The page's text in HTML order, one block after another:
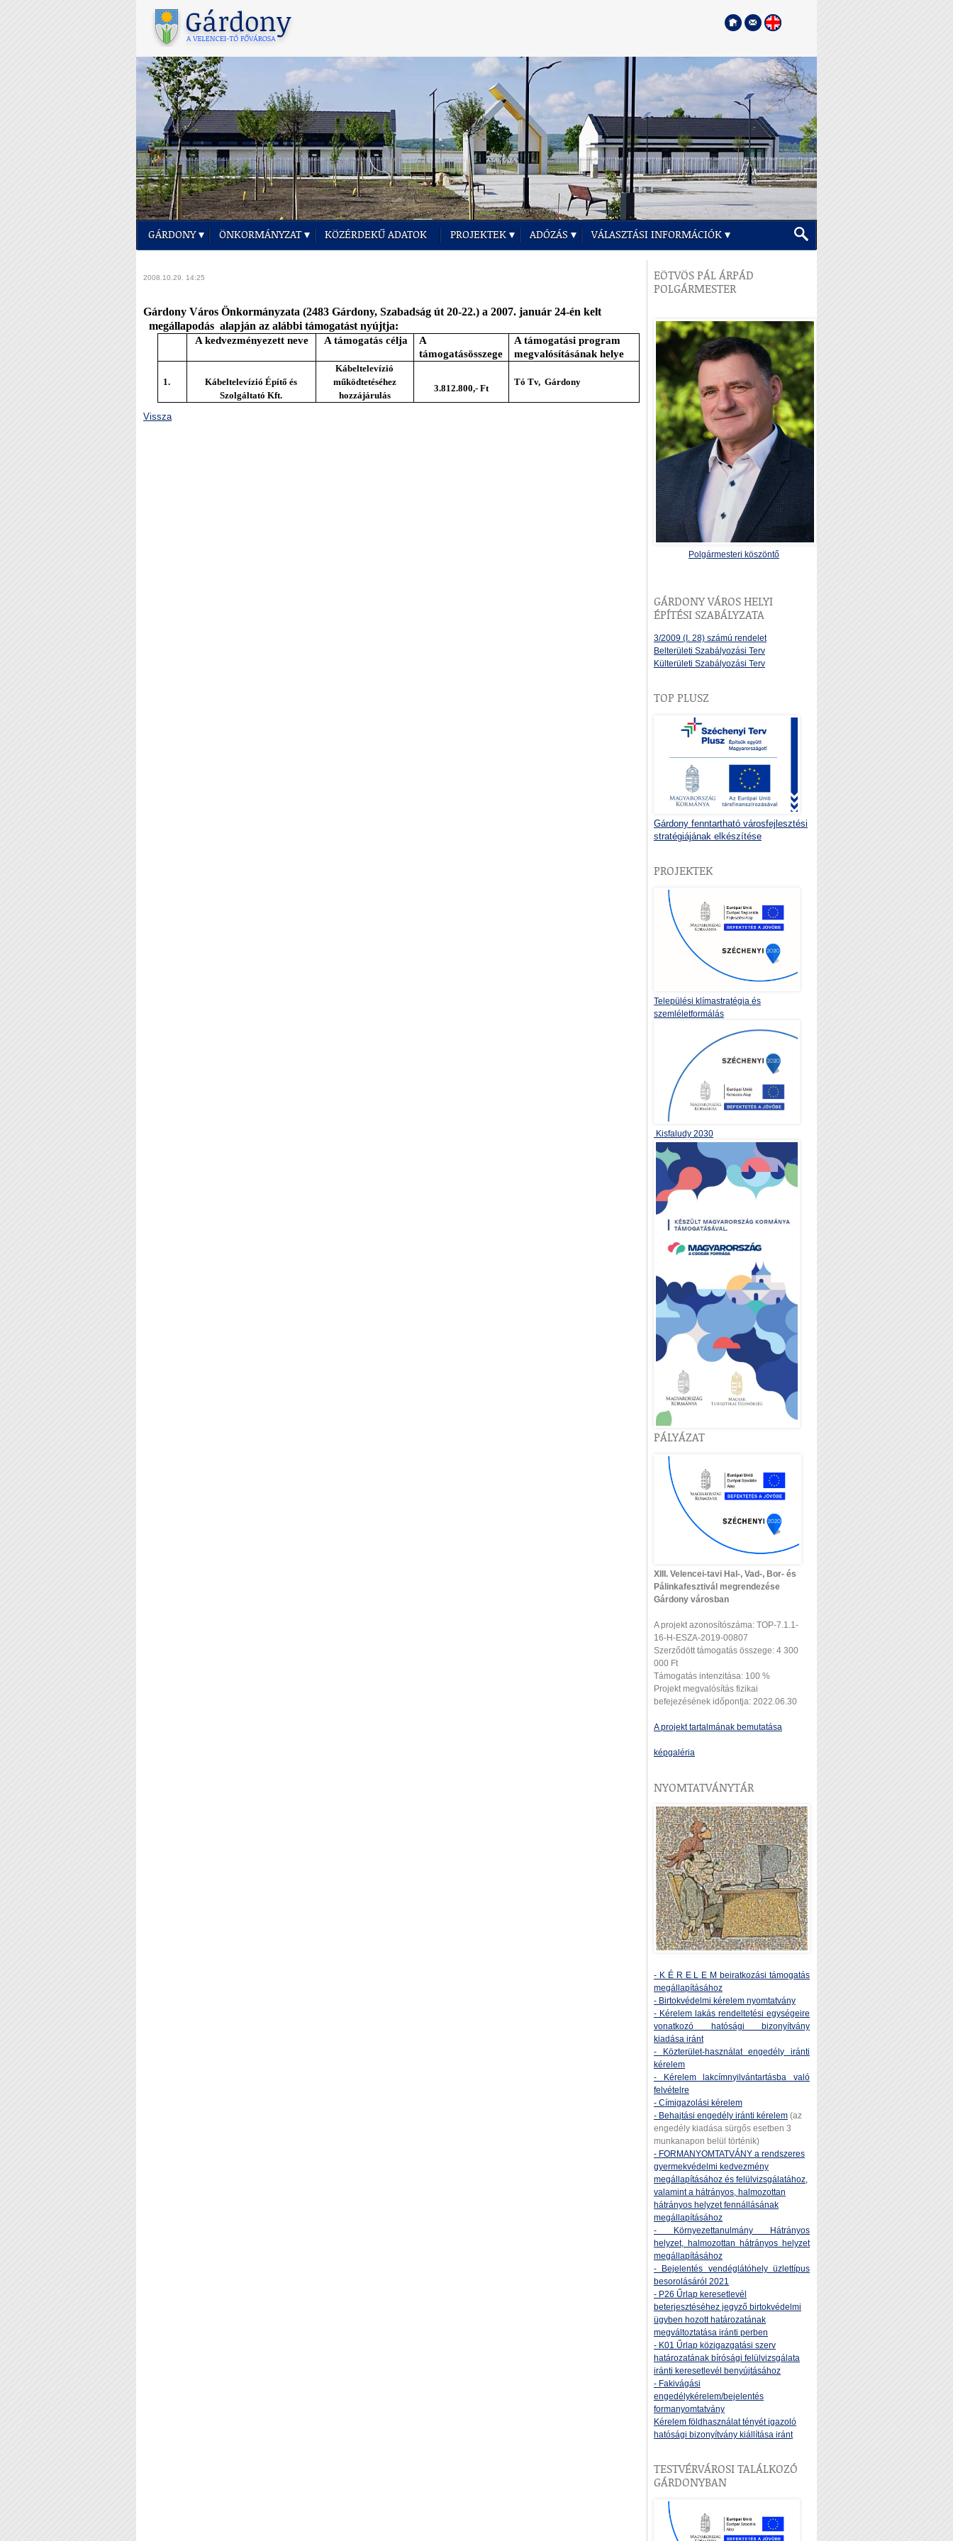
GÁRDONY ÖNKORMÁNYZAT KÖZÉRDEKŰ ADATOK PROJEKTEK ADÓZÁS VÁLASZTÁSI INFORMÁCIÓK
2008.10.29. 14:25
Gárdony Város Önkormányzata (2483 Gárdony, Szabadság út 20-22.) a 2007. január 24-én kelt
megállapodás alapján az alábbi támogatást nyújtja:
A kedvezményezett neve A támogatás célja
A
támogatásösszege
A támogatási program
megvalósításának helye
1.
Kábeltelevízió Építő és
Szolgáltató Kft.
Kábeltelevízió
működtetéséhez
hozzájárulás
3.812.800,- Ft
Tó Tv, Gárdony
Vissza
EÖTVÖS PÁL ÁRPÁD
POLGÁRMESTER
Polgármesteri köszöntő
GÁRDONY VÁROS HELYI
ÉPÍTÉSI SZABÁLYZATA
3/2009 (I. 28) számú rendelet
Belterületi Szabályozási Terv
Külterületi Szabályozási Terv
TOP PLUSZ
Gárdony fenntartható városfejlesztési
stratégiájának elkészítése
PROJEKTEK
Települési klímastratégia és
szemléletformálás
Kisfaludy 2030
PÁLYÁZAT
XIII. Velencei-tavi Hal-, Vad-, Bor- és
Pálinkafesztivál megrendezése
Gárdony városban
A projekt azonosítószáma: TOP-7.1.1-
16-H-ESZA-2019-00807
Szerződött támogatás összege: 4 300
000 Ft
Támogatás intenzitása: 100 %
Projekt megvalósítás fizikai
befejezésének időpontja: 2022.06.30
A projekt tartalmának bemutatása
képgaléria
NYOMTATVÁNYTÁR
- K É R E L E M beiratkozási támogatás
megállapításához
- Birtokvédelmi kérelem nyomtatvány
- Kérelem lakás rendeltetési egységeire
vonatkozó hatósági bizonyítvány
kiadása iránt
- Közterület-használat engedély iránti
kérelem
- Kérelem lakcímnyilvántartásba való
felvételre
- Címigazolási kérelem
- Behajtási engedély iránti kérelem (az
engedély kiadása sürgős esetben 3
munkanapon belül történik)
- FORMANYOMTATVÁNY a rendszeres
gyermekvédelmi kedvezmény
megállapításához és felülvizsgálatához,
valamint a hátrányos, halmozottan
hátrányos helyzet fennállásának
megállapításához
- Környezettanulmány Hátrányos
helyzet, halmozottan hátrányos helyzet
megállapításához
- Bejelentés vendéglátóhely üzlettípus
besorolásáról 2021
- P26 Űrlap keresetlevél
beterjesztéséhez jegyző birtokvédelmi
ügyben hozott határozatának
megváltoztatása iránti perben
- K01 Űrlap közigazgatási szerv
határozatának bírósági felülvizsgálata
iránti keresetlevél benyújtásához
- Fakivágási
engedélykérelem/bejelentés
formanyomtatvány
Kérelem földhasználat tényét igazoló
hatósági bizonyítvány kiállítása iránt
TESTVÉRVÁROSI TALÁLKOZÓ
GÁRDONYBAN